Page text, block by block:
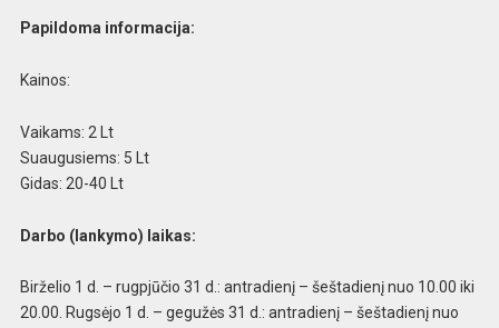
Papildoma informacija:
Kainos:
Vaikams: 2 Lt
Suaugusiems: 5 Lt
Gidas: 20-40 Lt
Darbo (lankymo) laikas:
Birželio 1 d. – rugpjūčio 31 d.: antradienį – šeštadienį nuo 10.00 iki
20.00. Rugsėjo 1 d. – gegužės 31 d.: antradienį – šeštadienį nuo